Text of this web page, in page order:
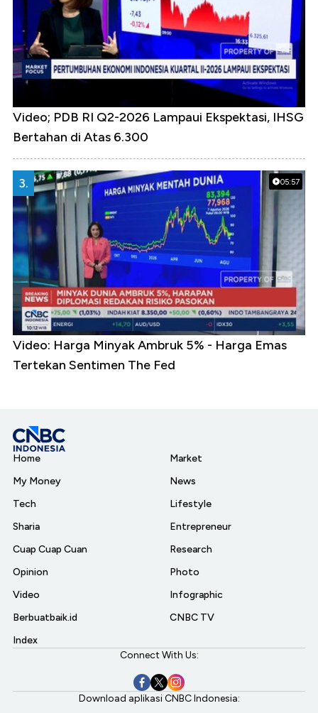
Video; PDB RI Q2-2026 Lampaui Ekspektasi, IHSG
Bertahan di Atas 6.300
05:57
3.
Video: Harga Minyak Ambruk 5% - Harga Emas
Tertekan Sentimen The Fed
Home
My Money
Tech
Sharia
Cuap Cuap Cuan
Opinion
Video
Berbuatbaik.id
Index
Market
News
Lifestyle
Entrepreneur
Research
Photo
Infographic
CNBC TV
Connect With Us:
Download aplikasi CNBC Indonesia: